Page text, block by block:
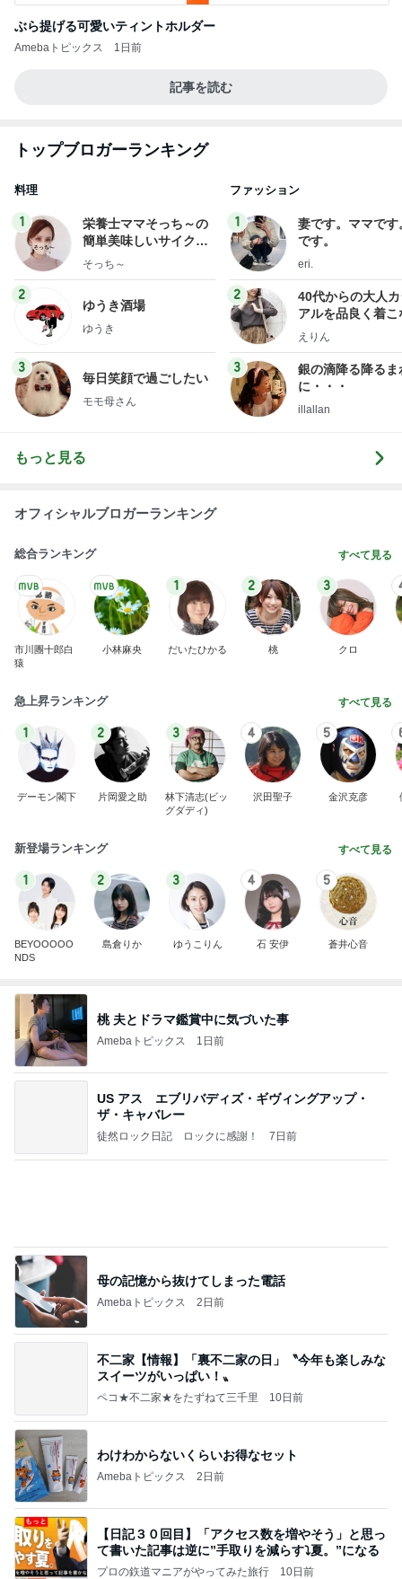
ぶら提げる可愛いティントホルダー
Amebaトピックス 1日前
記事を読む
トップブロガーランキング
料理
1
栄養士ママそっち～の
簡単美味しいサイクル
献立
そっち～
2
ゆうき酒場
ゆうき
3
毎日笑顔で過ごしたい
モモ母さん
ファッション
1
妻です。ママです
です。
eri.
2
40代からの大人
アルを品良く着こ
ファッションブロ
えりん
3
銀の滴降る降るま
に・・・
illallan
もっと見る
オフィシャルブロガーランキング
総合ランキング すべて見る
市川團十郎白
猿
小林麻央
1
だいたひかる
2
桃
3
クロ
急上昇ランキング すべて見る
1
デーモン閣下
2
片岡愛之助
3
林下清志(ビッ
グダディ)
4
沢田聖子
5
金沢克彦
新登場ランキング すべて見る
1
BEYOOOOO
NDS
2
島倉りか
3
ゆうこりん
4
石 安伊
5
蒼井心音
桃 夫とドラマ鑑賞中に気づいた事
Amebaトピックス 1日前
US アス エブリバディズ・ギヴィングアップ・
ザ・キャバレー
徒然ロック日記 ロックに感謝！ 7日前
不二家【情報】「裏不二家の日」〝今年も楽しみな
スイーツがいっぱい！〟
ペコ★不二家★をたずねて三千里
わけわからないくらいお得なセット
【日記３０回目】「アクセス数を増やそう」と思っ
て書いた記事は逆に”手取りを減らす⤵夏。”になる
プロの鉃道マニアがやってみた旅行
梅沢富美男 2番目に好きなプリン